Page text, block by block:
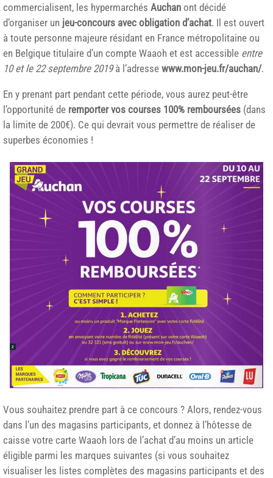
commercialisent, les hypermarchés Auchan ont décidé
d’organiser un jeu-concours avec obligation d’achat. Il est ouvert
à toute personne majeure résidant en France métropolitaine ou
en Belgique titulaire d’un compte Waaoh et est accessible entre
10 et le 22 septembre 2019à l’adresse www.mon-jeu.fr/auchan/.
En y prenant part pendant cette période, vous aurez peut-être
l’opportunité de remporter vos courses 100% remboursées (dans
la limite de 200€). Ce qui devrait vous permettre de réaliser de
superbes économies !
Vous souhaitez prendre part à ce concours ? Alors, rendez-vous
dans l’un des magasins participants, et donnez à l’hôtesse de
caisse votre carte Waaoh lors de l’achat d’au moins un article
éligible parmi les marques suivantes (si vous souhaitez
visualiser les listes complètes des magasins participants et des